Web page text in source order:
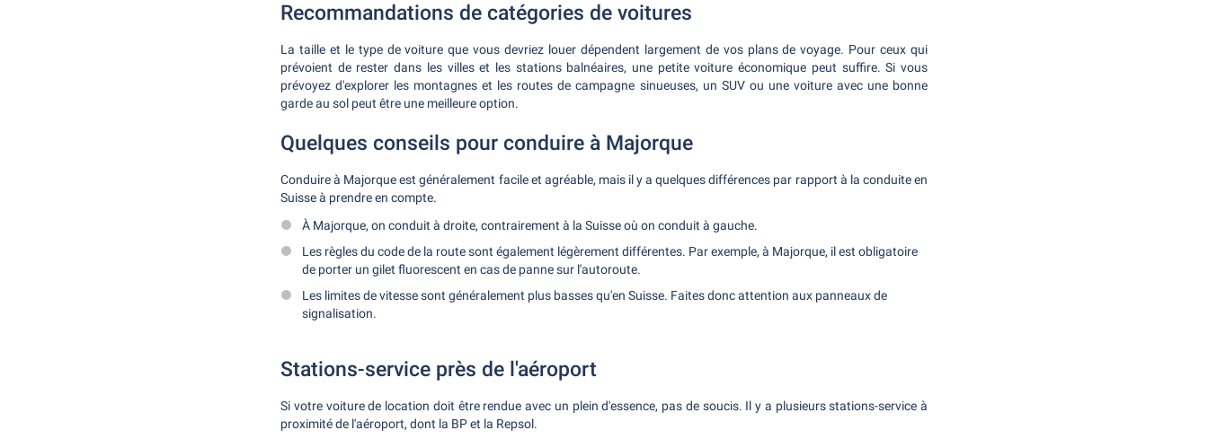
Recommandations de catégories de voitures
La taille et le type de voiture que vous devriez louer dépendent largement de vos plans de voyage. Pour ceux qui
prévoient de rester dans les villes et les stations balnéaires, une petite voiture économique peut suffire. Si vous
prévoyez d'explorer les montagnes et les routes de campagne sinueuses, un SUV ou une voiture avec une bonne
garde au sol peut être une meilleure option.
Quelques conseils pour conduire à Majorque
Conduire à Majorque est généralement facile et agréable, mais il y a quelques différences par rapport à la conduite en
Suisse à prendre en compte.
À Majorque, on conduit à droite, contrairement à la Suisse où on conduit à gauche.
Les règles du code de la route sont également légèrement différentes. Par exemple, à Majorque, il est obligatoire
de porter un gilet fluorescent en cas de panne sur l'autoroute.
Les limites de vitesse sont généralement plus basses qu'en Suisse. Faites donc attention aux panneaux de
signalisation.
Stations-service près de l'aéroport
Si votre voiture de location doit être rendue avec un plein d'essence, pas de soucis. Il y a plusieurs stations-service à
proximité de l'aéroport, dont la BP et la Repsol.